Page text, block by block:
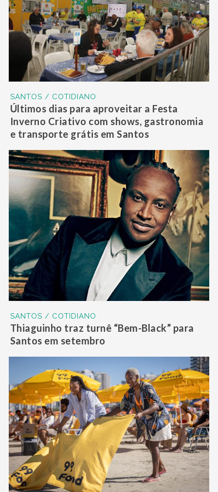
SANTOS / COTIDIANO
Últimos dias para aproveitar a Festa
Inverno Criativo com shows, gastronomia
e transporte grátis em Santos
SANTOS / COTIDIANO
Thiaguinho traz turnê “Bem-Black” para
Santos em setembro